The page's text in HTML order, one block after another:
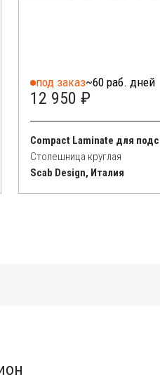
под заказ~60 раб. дней
12 950 ₽
Столешница круглая
Scab Design, Италия